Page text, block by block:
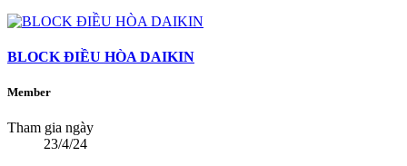
BLOCK ĐIỀU HÒA DAIKIN
Member
Tham gia ngày
23/4/24